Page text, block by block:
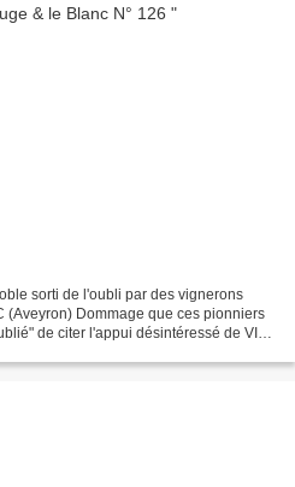
sorti de l'oubli par des vignerons
(Aveyron) Dommage que ces pionniers
de citer l'appui désintéressé de VINI